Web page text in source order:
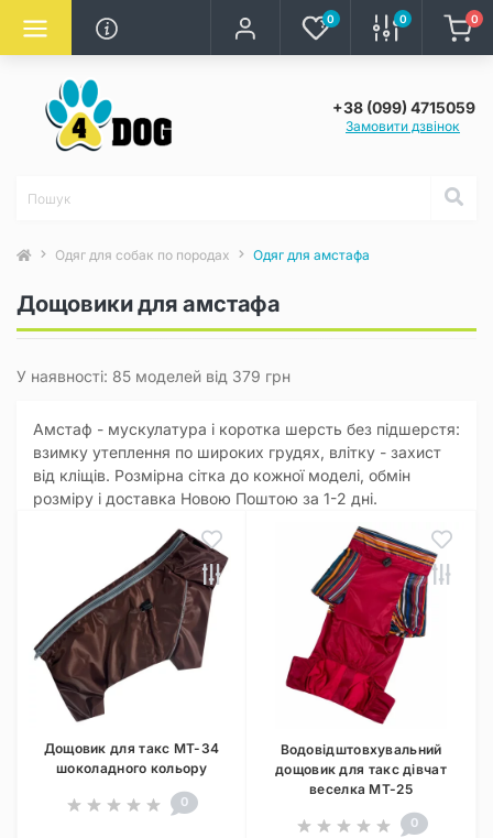
0 0 0
+38 (099) 4715059
Замовити дзвінок
Одяг для собак по породах Одяг для амстафа
Дощовики для амстафа
У наявності: 85 моделей від 379 грн
Амстаф - мускулатура і коротка шерсть без підшерстя:
взимку утеплення по широких грудях, влітку - захист
від кліщів. Розмірна сітка до кожної моделі, обмін
розміру і доставка Новою Поштою за 1-2 дні.
Дощовик для такс MT-34
шоколадного кольору
0
Водовідштовхувальний
дощовик для такс дівчат
веселка MT-25
0